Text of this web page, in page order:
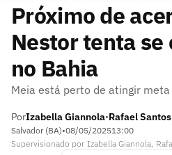
Próximo de
Nestor tenta
no Bahia
Meia está perto de atingir
PorIzabella Giannola•Rafael
Salvador (BA)•08/05/202513:00
Supervisionado por Izabella Giannola,